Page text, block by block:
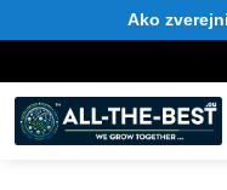
Ako